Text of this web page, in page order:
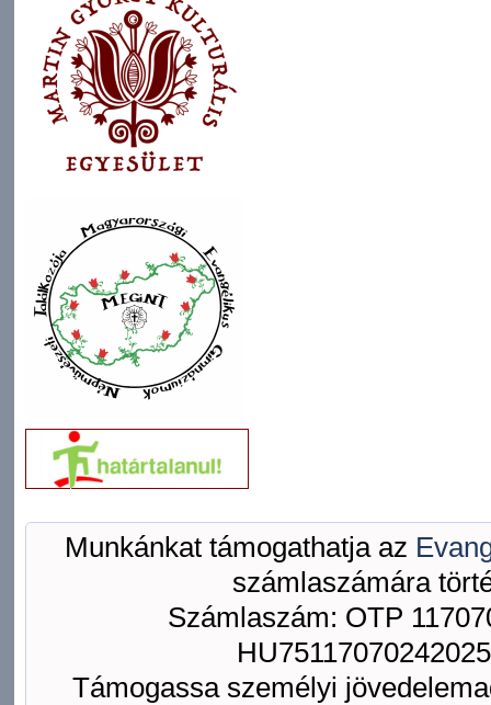
Munkánkat támogathatja az
számlaszámára
Számlaszám: OTP
Támogassa személyi